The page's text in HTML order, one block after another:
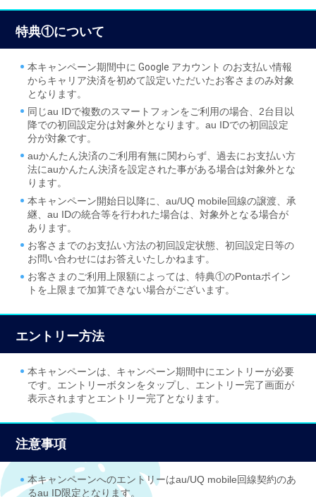
特典①について
本キャンペーン期間中に Google アカウント のお支払い情報
からキャリア決済を初めて設定いただいたお客さまのみ対象
となります。
同じau IDで複数のスマートフォンをご利用の場合、2台目以
降での初回設定分は対象外となります。au IDでの初回設定
分が対象です。
auかんたん決済のご利用有無に関わらず、過去にお支払い方
法にauかんたん決済を設定された事がある場合は対象外とな
ります。
本キャンペーン開始日以降に、au/UQ mobile回線の譲渡、承
継、au IDの統合等を行われた場合は、対象外となる場合が
あります。
お客さまでのお支払い方法の初回設定状態、初回設定日等の
お問い合わせにはお答えいたしかねます。
お客さまのご利用上限額によっては、特典①のPontaポイン
トを上限まで加算できない場合がございます。
エントリー方法
本キャンペーンは、キャンペーン期間中にエントリーが必要
です。エントリーボタンをタップし、エントリー完了画面が
表示されますとエントリー完了となります。
注意事項
本キャンペーンへのエントリーはau/UQ mobile回線契約のあ
るau ID限定となります。